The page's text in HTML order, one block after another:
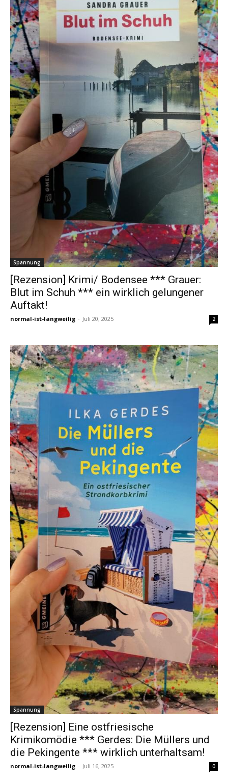
Spannung
[Rezension] Krimi/ Bodensee *** Grauer:
Blut im Schuh *** ein wirklich gelungener
Auftakt!
normal-ist-langweilig - Juli 20, 2025 2
Spannung
[Rezension] Eine ostfriesische
Krimikomödie *** Gerdes: Die Müllers und
die Pekingente *** wirklich unterhaltsam!
normal-ist-langweilig - Juli 16, 2025 0